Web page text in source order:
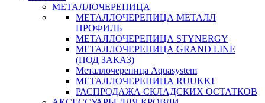
МЕТАЛЛОЧЕРЕПИЦА
МЕТАЛЛОЧЕРЕПИЦА МЕТАЛЛ
ПРОФИЛЬ
МЕТАЛЛОЧЕРЕПИЦА STYNERGY
МЕТАЛЛОЧЕРЕПИЦА GRAND LINE
(ПОД ЗАКАЗ)
Металлочерепица Aquasystem
МЕТАЛЛОЧЕРЕПИЦА RUUKKI
РАСПРОДАЖА СКЛАДСКИХ ОСТАТКОВ